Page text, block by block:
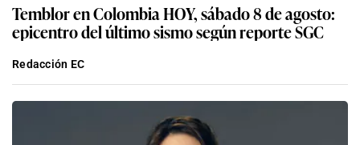
Temblor en Colombia HOY, sábado 8 de agosto:
epicentro del último sismo según reporte SGC
Redacción EC